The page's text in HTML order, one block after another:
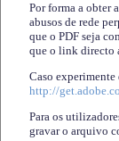
Por forma a obter
abusos de rede
que o PDF seja
que o link directo
Caso
http://
Para os
gravar o arquivo